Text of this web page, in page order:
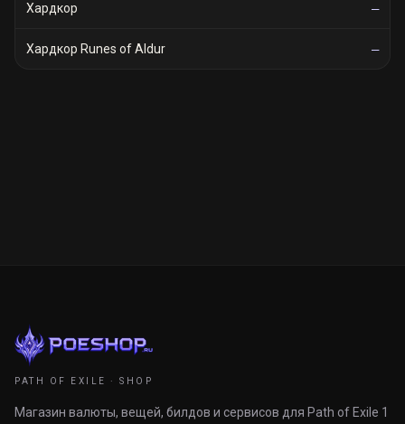
Хардкор —
Хардкор Runes of Aldur —
PATH OF EXILE · SHOP
Магазин валюты, вещей, билдов и сервисов для Path of Exile 1